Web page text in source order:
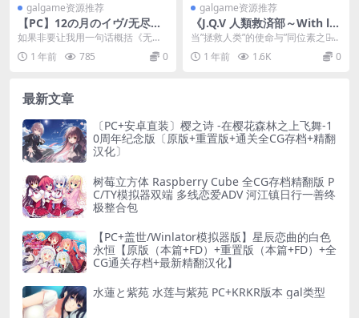
galgame资源推荐
【PC】12の月のイヴ/无尽的
平安夜 gal类型
如果非要让我用一句话概括《无尽
的平安夜》，我会说这是部”温柔
刀...1 年前 785 0
galgame资源推荐
《J.Q.V 人類救済部～With lo
ve from isotope～：科幻悬
疑ADV登陆PC/KRKR双平台》
当”拯救人类”的使命与”同位素之爱̶...
1 年前
1.6K 0
最新文章
〔PC+安卓直装〕樱之诗 -在樱花森林之上飞舞-1
0周年纪念版〔原版+重置版+通关全CG存档+精翻
汉化〕
树莓立方体 Raspberry Cube 全CG存档精翻版 P
C/TY模拟器双端 多线恋爱ADV 河江镇日行一善终
极整合包
【PC+盖世/Winlator模拟器版】星辰恋曲的白色
永恒【原版（本篇+FD）+重置版（本篇+FD）+全
CG通关存档+最新精翻汉化】
水蓮と紫苑 水莲与紫苑 PC+KRKR版本 gal类型